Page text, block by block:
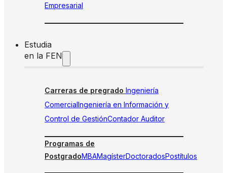
Empresarial
Estudia
en la FEN
Carreras de pregrado Ingeniería
ComercialIngeniería en Información y
Control de GestiónContador Auditor
Programas de
PostgradoMBAMagísterDoctoradosPostítulos